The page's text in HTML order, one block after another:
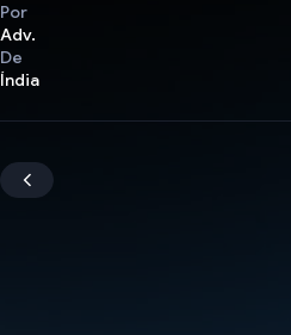
Por
Adv.
De
Índia